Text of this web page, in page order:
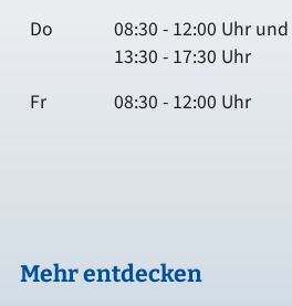
Do
08:30 - 12:00 Uhr und
13:30 - 17:30 Uhr
Fr
08:30 - 12:00 Uhr
Mehr entdecken